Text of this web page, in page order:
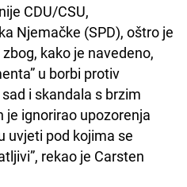
CDU/CSU,
Njemačke (SPD), oštro je
zbog, kako je navedeno,
u borbi protiv
i skandala s brzim
ignorirao upozorenja
uvjeti pod kojima se
rekao je Carsten